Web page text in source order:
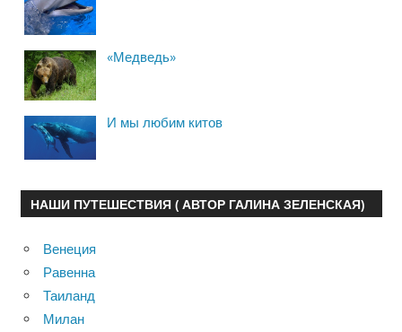
«Медведь»
И мы любим китов
НАШИ ПУТЕШЕСТВИЯ ( АВТОР ГАЛИНА ЗЕЛЕНСКАЯ)
Венеция
Равенна
Таиланд
Милан